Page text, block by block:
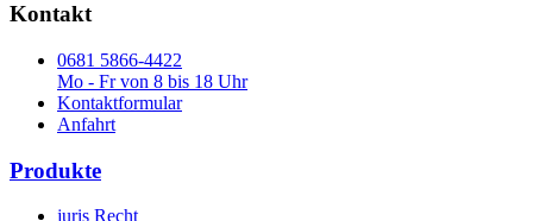
Kontakt
0681 5866-4422
Mo - Fr von 8 bis 18 Uhr
Kontaktformular
Anfahrt
Produkte
juris Recht